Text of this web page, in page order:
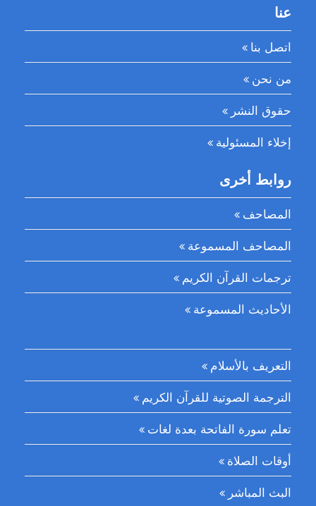
عنا
اتصل بنا
من نحن
حقوق النشر
إخلاء المسئولية
روابط أخرى
المصاحف
المصاحف المسموعة
ترجمات القرآن الكريم
الأحاديث المسموعة
التعريف بالأسلام
الترجمة الصوتية للقرآن الكريم
تعلم سورة الفاتحة بعدة لغات
أوقات الصلاة
البث المباشر